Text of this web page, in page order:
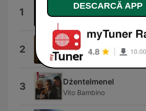
1 Lato
Kuba Blokesz
2 Nie Ma Miejsca jak Dom
PIH
3 Dżentelmenel
Vito Bambino
DESCARCĂ APP